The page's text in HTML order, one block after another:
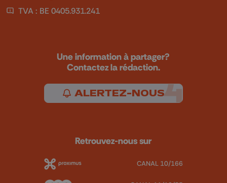
TVA : BE 0405.931.241
Une information à partager?
Contactez la rédaction.
ALERTEZ-NOUS
Retrouvez-nous sur
CANAL 10/166